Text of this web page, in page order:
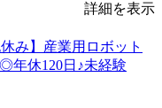
詳細を表示